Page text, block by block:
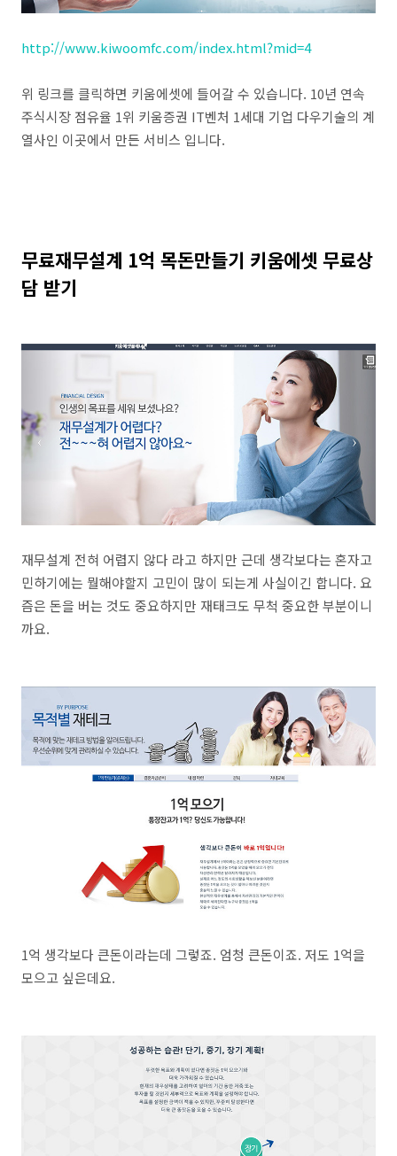
http://www.kiwoomfc.com/index.html?mid=4
위 링크를 클릭하면 키움에셋에 들어갈 수 있습니다. 10년 연속
주식시장 점유율 1위 키움증권 IT벤처 1세대 기업 다우기술의 계
열사인 이곳에서 만든 서비스 입니다.
무료재무설계 1억 목돈만들기 키움에셋 무료상
담 받기
재무설계 전혀 어렵지 않다 라고 하지만 근데 생각보다는 혼자고
민하기에는 뭘해야할지 고민이 많이 되는게 사실이긴 합니다. 요
즘은 돈을 버는 것도 중요하지만 재태크도 무척 중요한 부분이니
까요.
1억 생각보다 큰돈이라는데 그렇죠. 엄청 큰돈이죠. 저도 1억을
모으고 싶은데요.